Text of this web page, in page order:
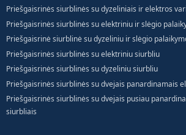
Priešgaisrinės siurblinės su dyzeliniais ir elektros
Priešgaisrinės siurblinės su elektriniu ir slėgio
Priešgaisrinė siurblinė su dyzeliniu ir slėgio
Priešgaisrinės siurblinės su elektriniu siurbliu
Priešgaisrinės siurblinės su dyzeliniu siurbliu
Priešgaisrinės siurblinės su dvejais panardinamais
Priešgaisrinės siurblinės su dvejais pusiau
siurbliais